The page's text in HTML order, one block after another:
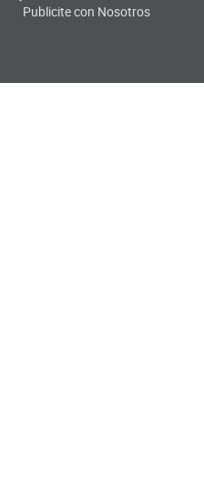
Publicite con Nosotros